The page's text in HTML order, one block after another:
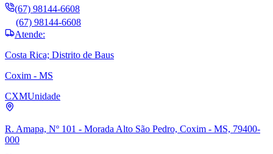
(67) 98144-6608
(67) 98144-6608
Atende:
Costa Rica; Distrito de Baus
Coxim - MS
CXMUnidade
R. Amapa, Nº 101 - Morada Alto São Pedro, Coxim - MS, 79400-
000